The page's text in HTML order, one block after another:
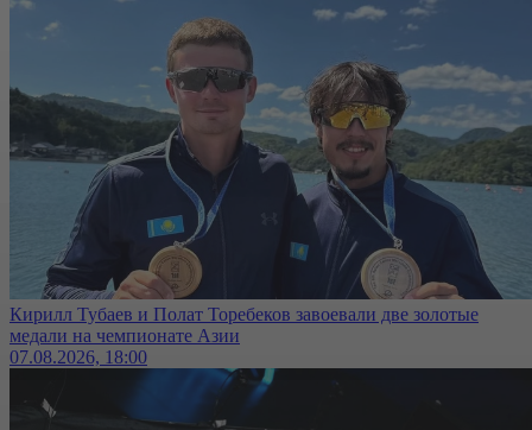
Кирилл Тубаев и Полат Торебеков завоевали две золотые
медали на чемпионате Азии
07.08.2026, 18:00